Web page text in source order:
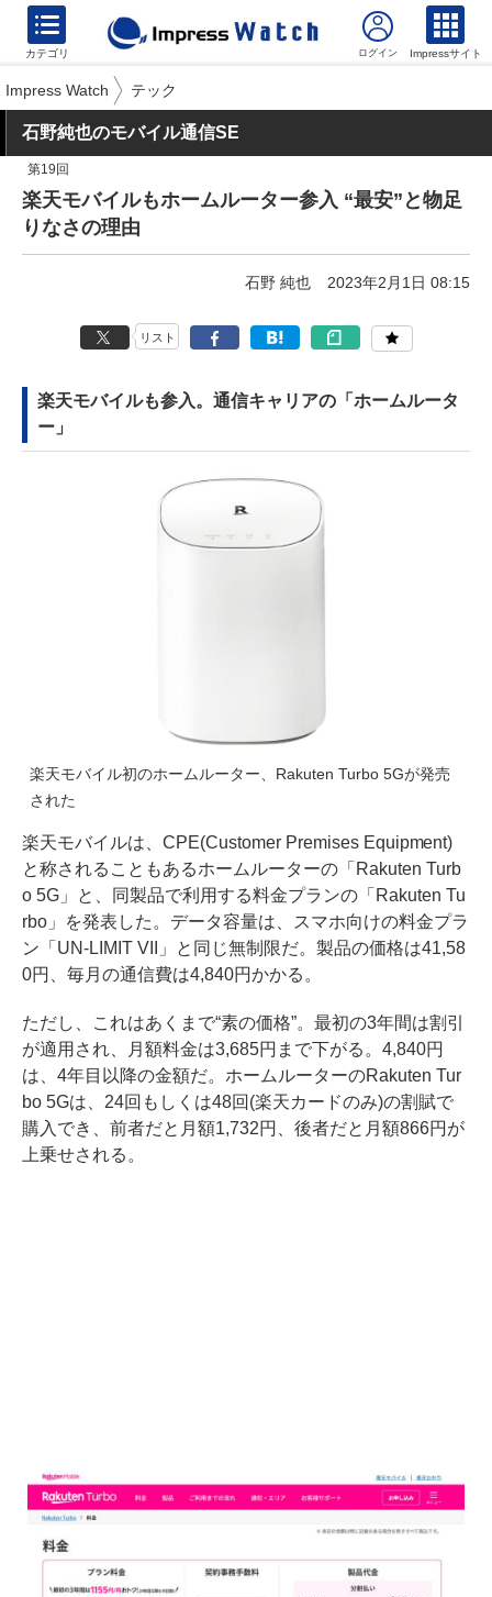
カテゴリ Impressサイト
Impress Watch テック
石野純也のモバイル通信SE
第19回
楽天モバイルもホームルーター参入 “最安”と物足
りなさの理由
石野 純也 2023年2月1日 08:15
リスト
楽天モバイルも参入。通信キャリアの「ホームルータ
ー」
楽天モバイル初のホームルーター、Rakuten Turbo 5Gが発売
された
楽天モバイルは、CPE(Customer Premises Equipment)
と称されることもあるホームルーターの「Rakuten Turb
o 5G」と、同製品で利用する料金プランの「Rakuten Tu
rbo」を発表した。データ容量は、スマホ向けの料金プラ
ン「UN-LIMIT VII」と同じ無制限だ。製品の価格は41,58
0円、毎月の通信費は4,840円かかる。
ただし、これはあくまで“素の価格”。最初の3年間は割引
が適用され、月額料金は3,685円まで下がる。4,840円
は、4年目以降の金額だ。ホームルーターのRakuten Tur
bo 5Gは、24回もしくは48回(楽天カードのみ)の割賦で
購入でき、前者だと月額1,732円、後者だと月額866円が
上乗せされる。